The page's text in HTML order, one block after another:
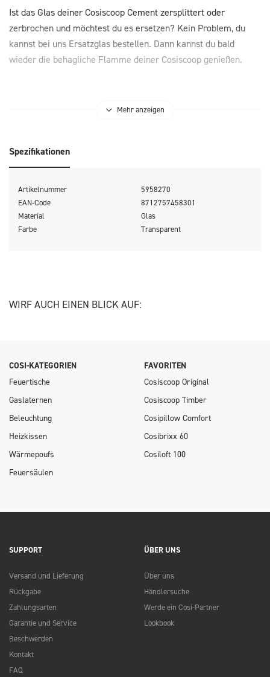
Ist das Glas deiner Cosiscoop Cement zersplittert oder
zerbrochen und möchtest du es ersetzen? Kein Problem, du
kannst bei uns Ersatzglas bestellen. Dann kannst du bald
wieder die behagliche Flamme deiner Cosiscoop genießen.
Mehr anzeigen
Spezifikationen
Artikelnummer
5958270
EAN-Code
8712757458301
Material
Glas
Farbe
Transparent
WIRF AUCH EINEN BLICK AUF:
COSI-KATEGORIEN
Feuertische
Gaslaternen
Beleuchtung
Heizkissen
Wärmepoufs
Feuersäulen
FAVORITEN
Cosiscoop Original
Cosiscoop Timber
Cosipillow Comfort
Cosibrixx 60
Cosiloft 100
SUPPORT
Versand und Lieferung
Rückgabe
Zahlungsarten
Garantie und Service
Beschwerden
Kontakt
FAQ
ÜBER UNS
Über uns
Händlersuche
Werde ein Cosi-Partner
Lookbook